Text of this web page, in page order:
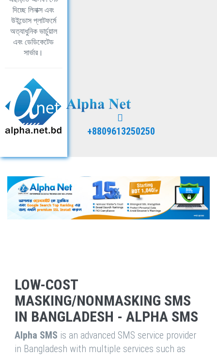
দিচ্ছে লিনাক্স এবং
উইন্ডোস প্লাটফর্মে
অত্যাধুনিক ভার্চুয়াল
এবং ডেডিকেটেড
সার্ভার।
+8809613250250
LOW-COST
MASKING/NONMASKING SMS
IN BANGLADESH - ALPHA SMS
Alpha SMS is an advanced SMS service provider
in Bangladesh with multiple services such as